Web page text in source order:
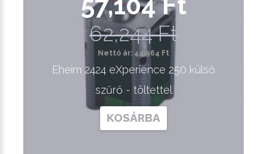
62,244 Ft
Nettó ár: 44,964 Ft
Eheim 2424 eXperience 250 külső
szűrő - töltettel
KOSÁRBA